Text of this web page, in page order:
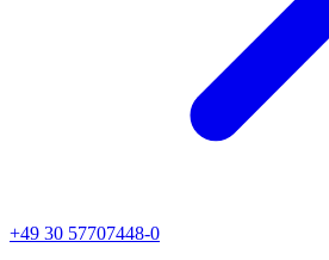
+49 30 57707448-0